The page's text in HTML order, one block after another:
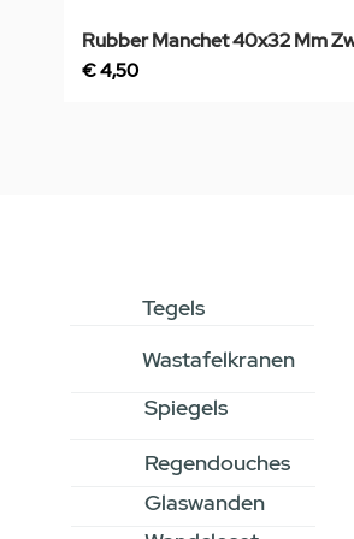
Rubber Manchet 40x32 Mm
Prijs
€ 4,50
Tegels
Wastafelkranen
Spiegels
Regendouches
Glaswanden